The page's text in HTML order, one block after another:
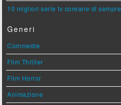
10 migliori serie tv coreane di sempre
Generi
Commedie
Film Thriller
Film Horror
Animazione